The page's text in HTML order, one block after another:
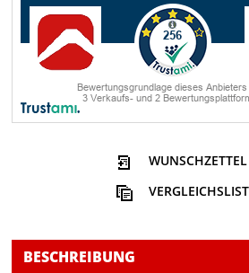
WUNSCHZETTEL
BESCHREIBUNG